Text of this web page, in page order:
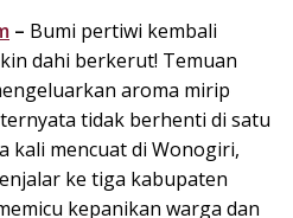
– Bumi pertiwi kembali
dahi berkerut! Temuan
aroma mirip
tidak berhenti di satu
kali mencuat di Wonogiri,
ke tiga kabupaten
kepanikan warga dan